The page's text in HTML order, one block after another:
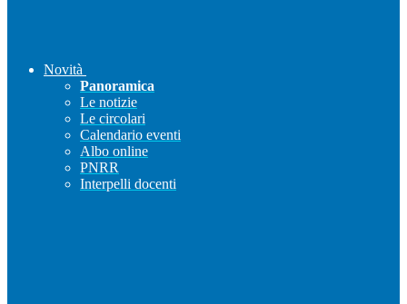
Novità
Panoramica
Le notizie
Le circolari
Calendario eventi
Albo online
PNRR
Interpelli docenti